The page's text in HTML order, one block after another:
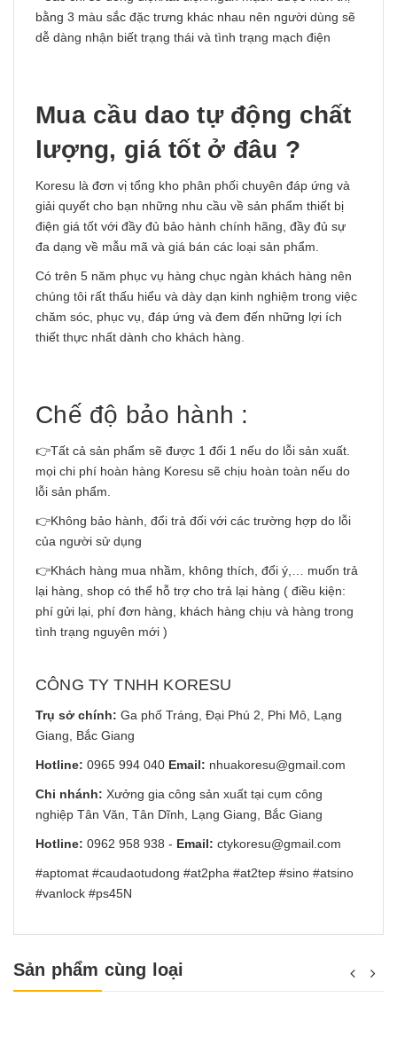
bằng 3 màu sắc đặc trưng khác nhau nên người dùng sẽ
dễ dàng nhận biết trạng thái và tình trạng mạch điện
Mua cầu dao tự động chất
lượng, giá tốt ở đâu ?
Koresu là đơn vị tổng kho phân phối chuyên đáp ứng và
giải quyết cho bạn những nhu cầu về sản phẩm thiết bị
điện giá tốt với đầy đủ bảo hành chính hãng, đầy đủ sự
đa dạng về mẫu mã và giá bán các loại sản phẩm.
Có trên 5 năm phục vụ hàng chục ngàn khách hàng nên
chúng tôi rất thấu hiểu và dày dạn kinh nghiệm trong việc
chăm sóc, phục vụ, đáp ứng và đem đến những lợi ích
thiết thực nhất dành cho khách hàng.
Chế độ bảo hành :
👉Tất cả sản phẩm sẽ được 1 đổi 1 nếu do lỗi sản xuất.
mọi chi phí hoàn hàng Koresu sẽ chịu hoàn toàn nếu do
lỗi sản phẩm.
👉Không bảo hành, đổi trả đối với các trường hợp do lỗi
của người sử dụng
👉Khách hàng mua nhầm, không thích, đổi ý,… muốn trả
lại hàng, shop có thể hỗ trợ cho trả lại hàng ( điều kiện:
phí gửi lại, phí đơn hàng, khách hàng chịu và hàng trong
tình trạng nguyên mới )
CÔNG TY TNHH KORESU
Trụ sở chính: Ga phố Tráng, Đại Phú 2, Phi Mô, Lạng
Giang, Bắc Giang
Hotline: 0965 994 040 Email: nhuakoresu@gmail.com
Chi nhánh: Xưởng gia công sản xuất tại cụm công
nghiệp Tân Văn, Tân Dĩnh, Lạng Giang, Bắc Giang
Hotline: 0962 958 938 - Email: ctykoresu@gmail.com
#aptomat #caudaotudong #at2pha #at2tep #sino #atsino
#vanlock #ps45N
Sản phẩm cùng loại